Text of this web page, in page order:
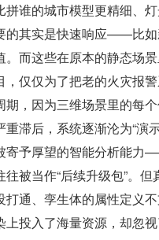
拼谁的城市模型更精细、
的其实是快速响应——比
而这些在原本的静态场
，仅仅为了把老的火灾报
期，因为三维场景里的每
滞后，系统逐渐沦为“演示
寄予厚望的智能分析能
被当作“后续升级包”。但
打通、孪生体的属性定义
上投入了海量资源，却忽